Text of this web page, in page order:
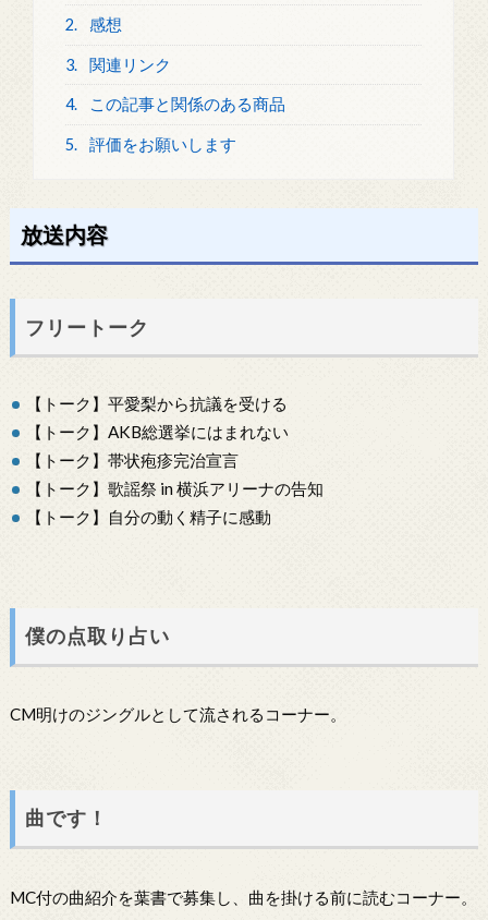
2. 感想
3. 関連リンク
4. この記事と関係のある商品
5. 評価をお願いします
放送内容
フリートーク
【トーク】平愛梨から抗議を受ける
【トーク】AKB総選挙にはまれない
【トーク】帯状疱疹完治宣言
【トーク】歌謡祭 in 横浜アリーナの告知
【トーク】自分の動く精子に感動
僕の点取り占い
CM明けのジングルとして流されるコーナー。
曲です！
MC付の曲紹介を葉書で募集し、曲を掛ける前に読むコーナー。